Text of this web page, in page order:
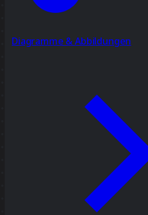
Diagramme & Abbildungen